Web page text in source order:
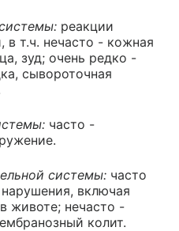
реакции
в т.ч. нечасто - кожная
зуд; очень редко -
сывороточная
часто -
системы: часто
включая
животе; нечасто -
колит.